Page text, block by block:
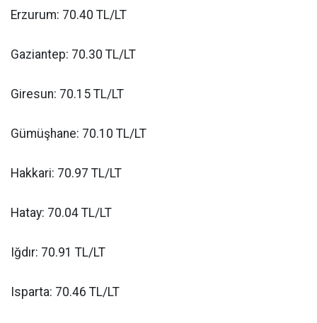
Erzurum: 70.40 TL/LT
Gaziantep: 70.30 TL/LT
Giresun: 70.15 TL/LT
Gümüşhane: 70.10 TL/LT
Hakkari: 70.97 TL/LT
Hatay: 70.04 TL/LT
Iğdır: 70.91 TL/LT
Isparta: 70.46 TL/LT